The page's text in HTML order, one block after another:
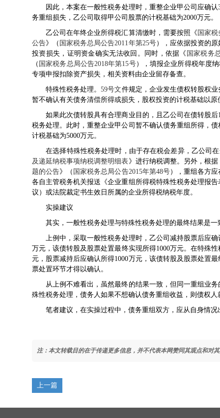
因此，本案在一般性税务处理时，重整企业甲公司应确认
务重组损失，乙公司取得甲公司股票的计税基础为2000万元。
乙公司在年终企业所得税汇算清缴时，需要按照《 国家
公告》（ 国家税务总局公告2011年第25号），应依据投资的
投资损失，证明资金确实无法收回。同时，依据《 国家税务
（ 国家税务总局公告2018年第15号），填报企业所得税年度
专项申报扣除资产损失，相关资料由企业留存备查。
特殊性税务处理。59号文件规定，企业发生债权转股权
暂不确认有关债务清偿所得或损失，股权投资的计税基础以
如果此次债转股具有合理商业目的，且乙公司在债转股后
税务处理。此时，重整企业甲公司暂不确认债务重组所得，
计税基础为5000万元。
在选择特殊性税务处理时，由于存在税会差异，乙公司在
及递延纳税事项纳税调整明细表 》进行纳税调整。另外，根据
题的公告》（ 国家税务总局公告2015年第48号），重组各方
各自主管税务机关报送《企业重组所得税特殊性税务处理报
议）或法院裁定书生效日所属的企业所得税纳税年度。
实操建议
其实，一般性税务处理与特殊性税务处理的最终结果是一
上例中，采取一般性税务处理时，乙公司减持股票后应确
万元，该债转股及股票处置最终实现所得1000万元。在特殊
元，股票减持后应确认所得1000万元，该债转股及股票处置
票处置环节才得以确认。
从上例不难看出，虽然最终的结果一致，但同一重组业务
殊性税务处理，债务人如果不想确认债务重组收益，则债权
笔者建议，在实操过程中，债务重组双方，应从自身情况
注：本文转载目的在于传递更多信息，并不代表本网赞同其观点和对
上一篇